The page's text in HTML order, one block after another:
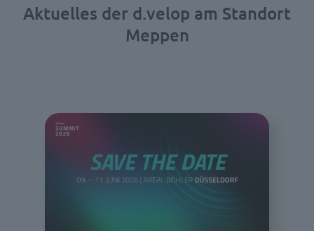
Aktuelles der d.velop am Standort
Meppen